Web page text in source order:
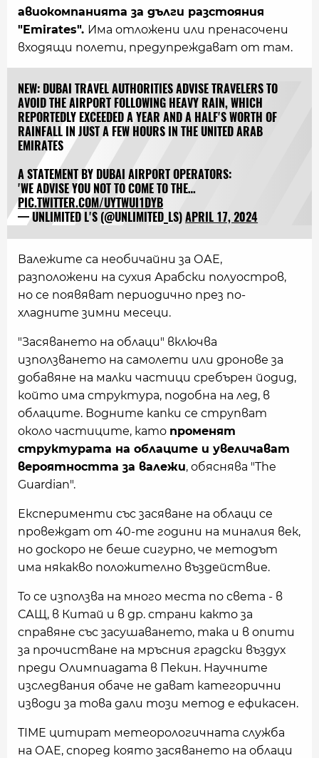
авиокомпанията за дълги разстояния
"Emirates". Има отложени или пренасочени
входящи полети, предупреждават от там.
NEW: DUBAI TRAVEL AUTHORITIES ADVISE TRAVELERS TO
AVOID THE AIRPORT FOLLOWING HEAVY RAIN, WHICH
REPORTEDLY EXCEEDED A YEAR AND A HALF'S WORTH OF
RAINFALL IN JUST A FEW HOURS IN THE UNITED ARAB
EMIRATES
A STATEMENT BY DUBAI AIRPORT OPERATORS:
'WE ADVISE YOU NOT TO COME TO THE…
PIC.TWITTER.COM/UYTWUI1DYB
— UNLIMITED L'S (@UNLIMITED_LS)APRIL 17, 2024
Валежите са необичайни за ОАЕ,
разположени на сухия Арабски полуостров,
но се появяват периодично през по-
хладните зимни месеци.
"Засяването на облаци" включва
използването на самолети или дронове за
добавяне на малки частици сребърен йодид,
който има структура, подобна на лед, в
облаците. Водните капки се струпват
около частиците, като променят
структурата на облаците и увеличават
вероятността за валежи, обяснява "The
Guardian".
Експерименти със засяване на облаци се
провеждат от 40-те години на миналия век,
но доскоро не беше сигурно, че методът
има някакво положително въздействие.
То се използва на много места по света - в
САЩ, в Китай и в др. страни както за
справяне със засушаването, така и в опити
за прочистване на мръсния градски въздух
преди Олимпиадата в Пекин. Научните
изследвания обаче не дават категорични
изводи за това дали този метод е ефикасен.
TIME цитират метеорологичната служба
на ОАЕ, според която засяването на облаци